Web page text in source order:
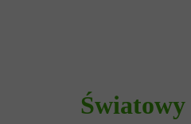
Światowy